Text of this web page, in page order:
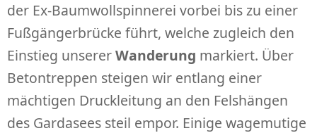
der Ex-Baumwollspinnerei vorbei bis zu einer
Fußgängerbrücke führt, welche zugleich den
Einstieg unsererWanderung markiert. Über
Betontreppen steigen wir entlang einer
mächtigen Druckleitung an den Felshängen
des Gardasees steil empor. Einige wagemutige